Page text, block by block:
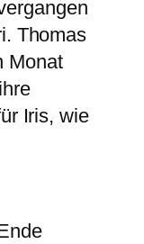
Thomas
Monat
Iris, wie